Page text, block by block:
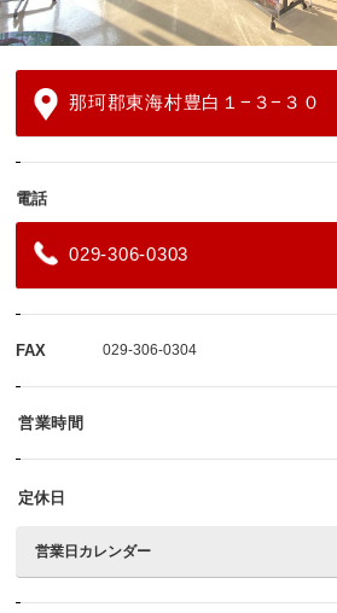
那珂郡東海村豊白１−３−３０
電話
029-306-0303
FAX 029-306-0304
営業時間
定休日
営業日カレンダー